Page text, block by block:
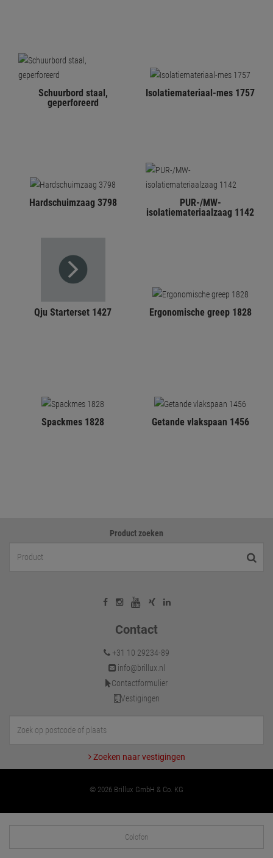
Schuurbord staal,
geperforeerd
Isolatiemateriaal-mes 1757
Hardschuimzaag 3798
PUR-/MW-
isolatiemateriaalzaag 1142
Qju Starterset 1427 Ergonomische greep 1828
Spackmes 1828 Getande vlakspaan 1456
Product zoeken
Contact
+31 10 29234-89
info@brillux.nl
Contactformulier
Vestigingen
Zoeken naar vestigingen
© 2026 Brillux GmbH & Co. KG
Colofon